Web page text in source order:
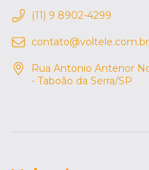
(11) 9 8902-4299
contato@voltele.com.br
Rua Antonio Antenor
- Taboão da Serra/SP